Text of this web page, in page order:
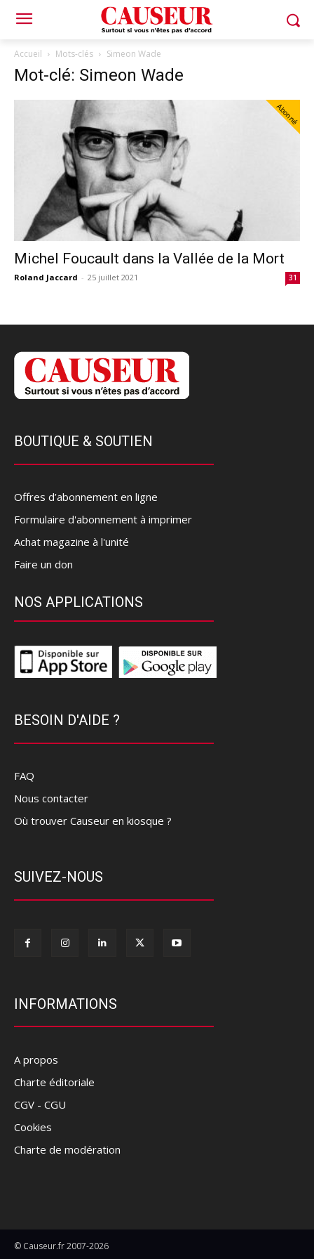
Accueil Mots-clés Simeon Wade
Mot-clé: Simeon Wade
Abonné
Michel Foucault dans la Vallée de la Mort
Roland Jaccard - 25 juillet 2021 31
BOUTIQUE & SOUTIEN
Offres d’abonnement en ligne
Formulaire d'abonnement à imprimer
Achat magazine à l'unité
Faire un don
NOS APPLICATIONS
BESOIN D'AIDE ?
FAQ
Nous contacter
Où trouver Causeur en kiosque ?
SUIVEZ-NOUS
INFORMATIONS
A propos
Charte éditoriale
CGV - CGU
Cookies
Charte de modération
© Causeur.fr 2007-2026